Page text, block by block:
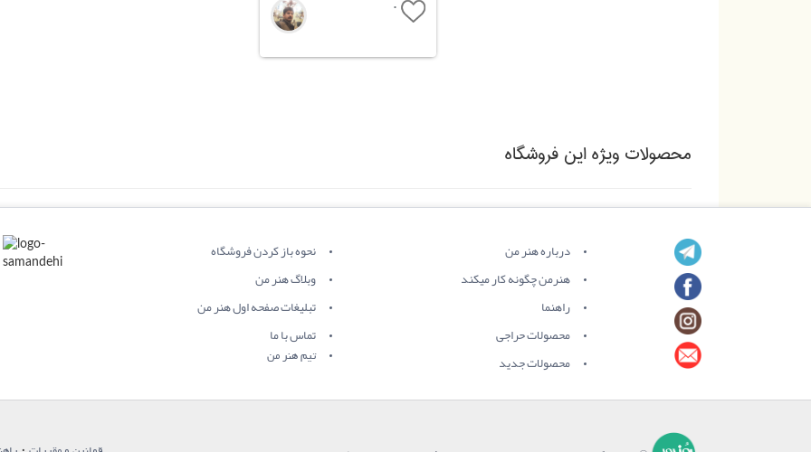
0
محصولات ویژه این فروشگاه
درباره هنر من
هنرمن چگونه کار میکند
راهنما
محصولات حراجی
محصولات جدید
نحوه باز کردن فروشگاه
وبلاگ هنر من
تبلیغات صفحه اول هنر من
تماس با ما
تیم هنر من